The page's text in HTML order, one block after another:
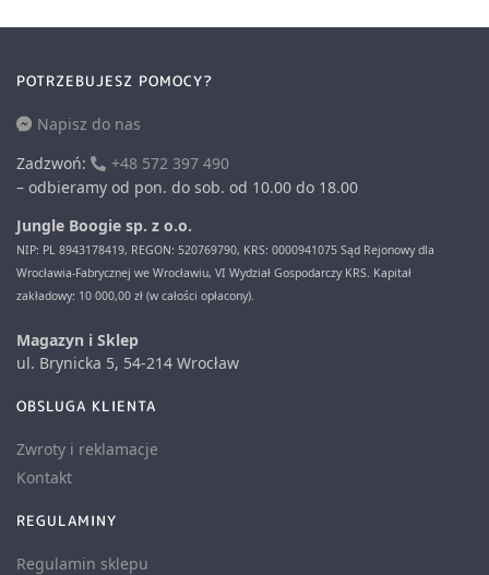
POTRZEBUJESZ POMOCY?
Napisz do nas
Zadzwoń:
+48 572 397 490
– odbieramy od pon. do sob. od 10.00 do 18.00
Jungle Boogie sp. z o.o.
NIP: PL 8943178419, REGON: 520769790, KRS: 0000941075 Sąd Rejonowy dla
Wrocławia-Fabrycznej we Wrocławiu, VI Wydział Gospodarczy KRS. Kapitał
zakładowy: 10 000,00 zł (w całości opłacony).
Magazyn i Sklep
ul. Brynicka 5, 54-214 Wrocław
OBSLUGA KLIENTA
Zwroty i reklamacje
Kontakt
REGULAMINY
Regulamin sklepu